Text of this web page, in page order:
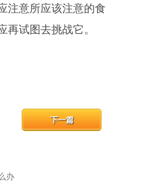
注意所应该注意的食
再试图去挑战它。
办
下一篇